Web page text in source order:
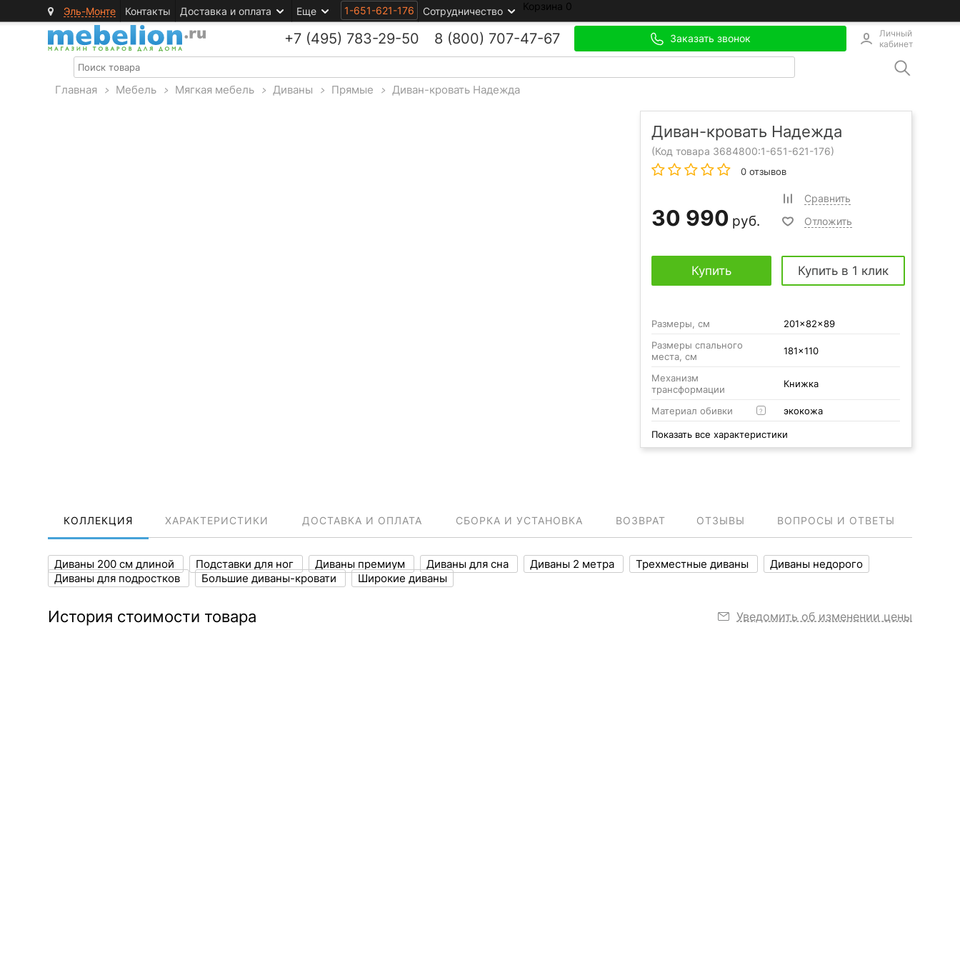
Эль-Монте Контакты Доставка и оплата Еще 1-651-621-176 Сотрудничество Корзина 0
+7 (495) 783-29-50 8 (800) 707-47-67 Заказать звонок
Личный
кабинет
Главная > Мебель > Мягкая мебель > Диваны > Прямые > Диван-кровать Надежда
Диван-кровать Надежда
(Код товара 3684800:1-651-621-176)
0 отзывов
30 990 руб.
Сравнить
Отложить
Купить Купить в 1 клик
Размеры, см
201x82x89
Размеры спального
места, см
181x110
Механизм
трансформации
Книжка
Материал обивки ? экокожа
Показать все характеристики
КОЛЛЕКЦИЯ ХАРАКТЕРИСТИКИ ДОСТАВКА И ОПЛАТА СБОРКА И УСТАНОВКА ВОЗВРАТ ОТЗЫВЫ ВОПРОСЫ И ОТВЕТЫ
Диваны 200 см длиной Подставки для ног Диваны премиум Диваны для сна Диваны 2 метра Трехместные диваны
Диваны недорого
Диваны для подростков
Большие диваны-кровати Широкие диваны
История стоимости товара Уведомить об изменении цены